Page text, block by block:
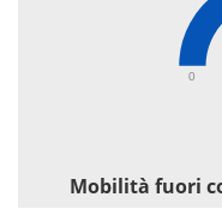
0
Mobilità fuori